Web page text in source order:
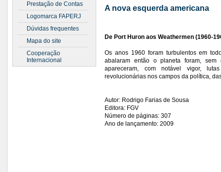
Prestação de Contas
Logomarca FAPERJ
Dúvidas frequentes
Mapa do site
Cooperação
Internacional
A nova esquerda americana
De Port Huron aos Weathermen (1960-
Os anos 1960 foram turbulentos em
abalaram então o planeta foram,
apareceram, com notável vigor,
revolucionárias nos campos da política,
Autor: Rodrigo Farias de Sousa
Editora: FGV
Número de páginas: 307
Ano de lançamento: 2009